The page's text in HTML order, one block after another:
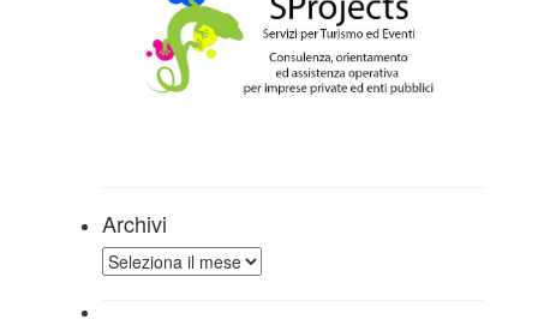
Archivi
Archivi